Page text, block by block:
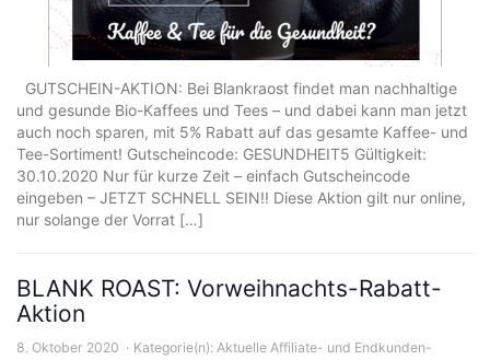
GUTSCHEIN-AKTION: Bei Blankraost findet man nachhaltige
und gesunde Bio-Kaffees und Tees – und dabei kann man jetzt
auch noch sparen, mit 5% Rabatt auf das gesamte Kaffee- und
Tee-Sortiment! Gutscheincode: GESUNDHEIT5 Gültigkeit:
30.10.2020 Nur für kurze Zeit – einfach Gutscheincode
eingeben – JETZT SCHNELL SEIN!! Diese Aktion gilt nur online,
nur solange der Vorrat […]
BLANK ROAST: Vorweihnachts-Rabatt-
Aktion
8. Oktober 2020 Kategorie(n): Aktuelle Affiliate- und Endkunden-